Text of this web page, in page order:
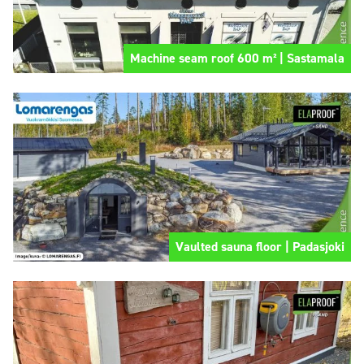
Machine seam roof 600 m² | Sastamala
Vaulted sauna floor | Padasjoki